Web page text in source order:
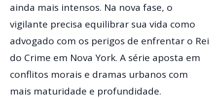
ainda mais intensos. Na nova fase, o
vigilante precisa equilibrar sua vida como
advogado com os perigos de enfrentar o Rei
do Crime em Nova York. A série aposta em
conflitos morais e dramas urbanos com
mais maturidade e profundidade.